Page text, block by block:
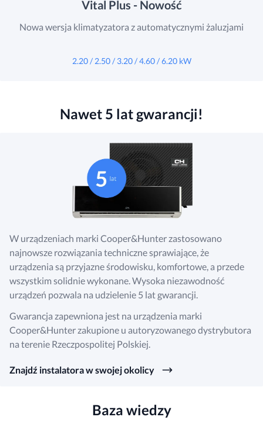
Vital Plus - Nowość
Nowa wersja klimatyzatora z automatycznymi żaluzjami
2.20 / 2.50 / 3.20 / 4.60 / 6.20 kW
Nawet 5 lat gwarancji!
W urządzeniach marki Cooper&Hunter zastosowano
najnowsze rozwiązania techniczne sprawiające, że
urządzenia są przyjazne środowisku, komfortowe, a przede
wszystkim solidnie wykonane. Wysoka niezawodność
urządzeń pozwala na udzielenie 5 lat gwarancji.
Gwarancja zapewniona jest na urządzenia marki
Cooper&Hunter zakupione u autoryzowanego dystrybutora
na terenie Rzeczpospolitej Polskiej.
Znajdź instalatora w swojej okolicy
Baza wiedzy